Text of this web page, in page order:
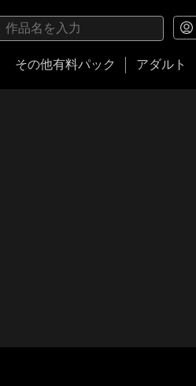
その他有料パック アダルト